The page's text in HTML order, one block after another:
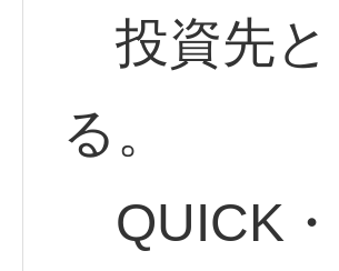
投資先と
る。
QUICK